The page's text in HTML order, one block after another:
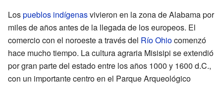
Lospueblos indígenasvivieron en la zona de Alabama por
miles de años antes de la llegada de los europeos. El
comercio con el noroeste a través del Río Ohiocomenzó
hace mucho tiempo. La cultura agraria Misisipi se extendió
por gran parte del estado entre los años 1000 y 1600 d.C.,
con un importante centro en el Parque Arqueológico